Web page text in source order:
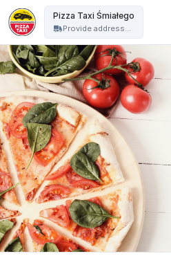
Pizza Taxi Śmiałego
Provide address...